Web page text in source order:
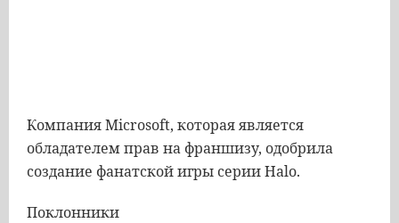
Компания Microsoft, которая является
обладателем прав на франшизу, одобрила
создание фанатскойигры серии Halo.
Поклонники